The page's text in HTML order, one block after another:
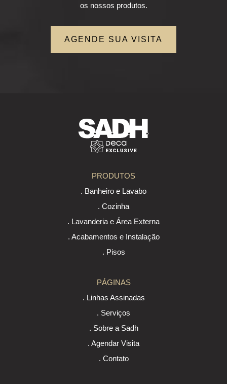
os nossos produtos.
AGENDE SUA VISITA
PRODUTOS
. Banheiro e Lavabo
. Cozinha
. Lavanderia e Área Externa
. Acabamentos e Instalação
. Pisos
PÁGINAS
. Linhas Assinadas
. Serviços
. Sobre a Sadh
. Agendar Visita
. Contato